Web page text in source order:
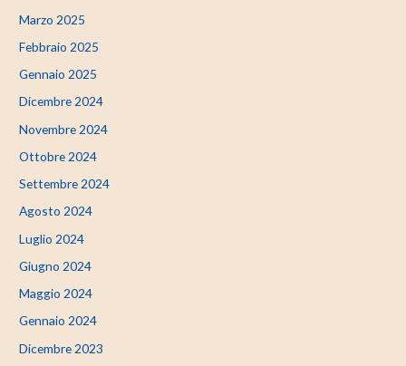
Marzo 2025
Febbraio 2025
Gennaio 2025
Dicembre 2024
Novembre 2024
Ottobre 2024
Settembre 2024
Agosto 2024
Luglio 2024
Giugno 2024
Maggio 2024
Gennaio 2024
Dicembre 2023